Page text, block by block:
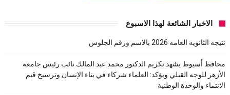
الاخبار الشائعة لهذا الاسبوع
نتيجه الثانويه العامه 2026 بالاسم ورقم الجلوس
محافظ أسيوط يشهد تكريم الدكتور محمد عبد المالك نائب رئيس جامعة
الأزهر للوجه القبلي ويؤكد: العلماء شركاء في بناء الإنسان وترسيخ قيم
الانتماء والوحدة الوطنية